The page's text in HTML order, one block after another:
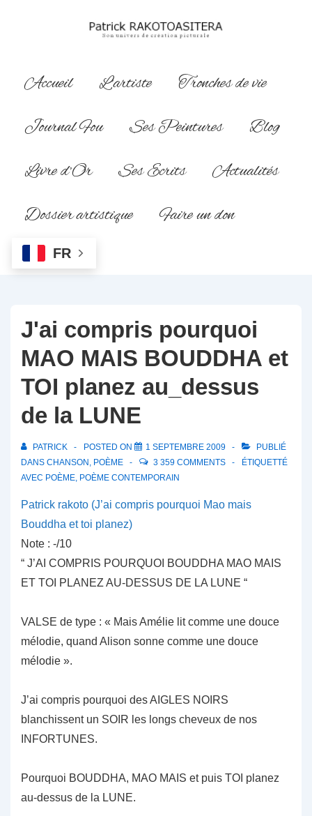
principal
Navigation
Accueil L’artiste
Tronches de vie
Journal Fou
Ses Peintures
Blog
Livre d’Or
Ses Ecrits
Actualités
Dossier artistique
Faire un don
FR
J'ai compris pourquoi
MAO MAIS BOUDDHA et
TOI planez au_dessus
de la LUNE
PATRICK POSTED ON 1 SEPTEMBRE 2009
PUBLIÉ
DANS CHANSON , POÈME 3 359 COMMENTS
ÉTIQUETTÉ
AVEC POÈME, POÈME CONTEMPORAIN
Patrick rakoto (J’ai compris pourquoi Mao mais
Bouddha et toi planez)
Note : -/10
“ J’AI COMPRIS POURQUOI BOUDDHA MAO MAIS
ET TOI PLANEZ AU-DESSUS DE LA LUNE “
VALSE de type : « Mais Amélie lit comme une douce
mélodie, quand Alison sonne comme une douce
mélodie ».
J’ai compris pourquoi des AIGLES NOIRS
blanchissent un SOIR les longs cheveux de nos
INFORTUNES.
Pourquoi BOUDDHA, MAO MAIS et puis TOI planez
au-dessus de la LUNE.